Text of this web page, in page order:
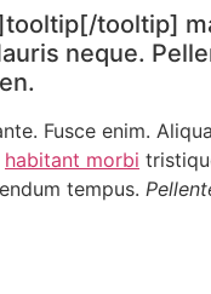
tooltip]
neque.
Fusce enim.
habitant morbi
tempus.